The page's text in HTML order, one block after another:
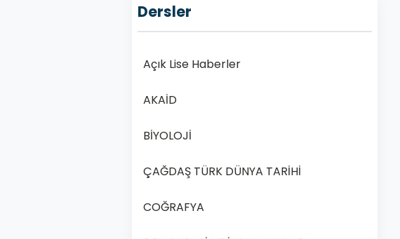
Dersler
Açık Lise Haberler
AKAİD
BİYOLOJİ
ÇAĞDAŞ TÜRK DÜNYA TARİHİ
COĞRAFYA